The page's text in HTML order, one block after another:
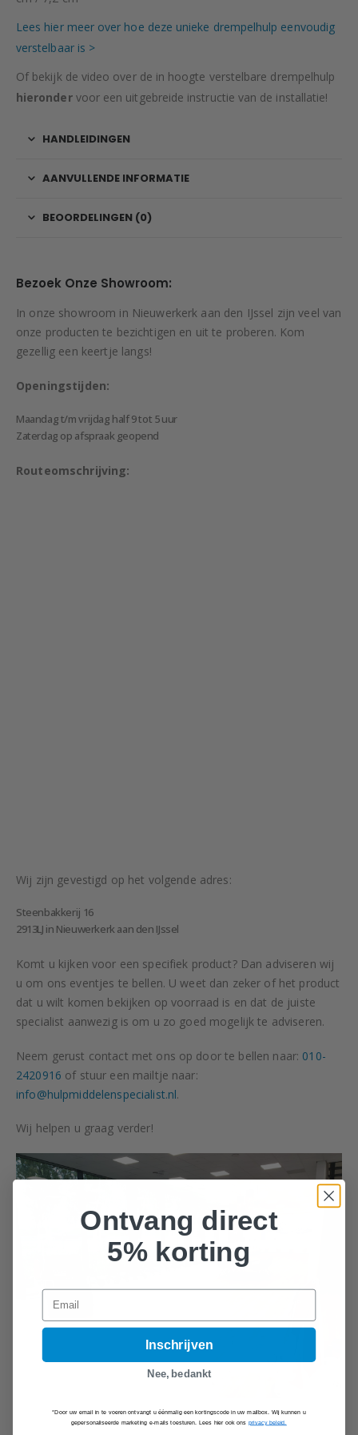
Lees hier meer over hoe deze unieke drempelhulp eenvoudig
verstelbaar is >
Of bekijk de video over de in hoogte verstelbare drempelhulp
hieronder voor een uitgebreide instructie van de installatie!
HANDLEIDINGEN
AANVULLENDE INFORMATIE
BEOORDELINGEN (0)
Bezoek Onze Showroom:
In onze showroom in Nieuwerkerk aan den IJssel zijn veel van
onze producten te bezichtigen en uit te proberen. Kom
gezellig een keertje langs!
Openingstijden:
Maandag t/m vrijdag half 9 tot 5 uur
Zaterdag op afspraak geopend
Routeomschrijving:
Wij zijn gevestigd op het volgende adres:
Steenbakkerij 16
2913LJ in Nieuwerkerk aan den IJssel
Komt u kijken voor een specifiek product? Dan adviseren wij
u om ons eventjes te bellen. U weet dan zeker of het product
dat u wilt komen bekijken op voorraad is en dat de juiste
specialist aanwezig is om u zo goed mogelijk te adviseren.
Neem gerust contact met ons op door te bellen naar: 010-
2420916 of stuur een mailtje naar:
info@hulpmiddelenspecialist.nl.
Wij helpen u graag verder!
Ontvang direct
5% korting
Email
Inschrijven
Nee, bedankt
*Door uw email in te voeren ontvangt u éénmalig een kortingscode in uw mailbox. Wij kunnen u
gepersonaliseerde marketing e-mails toesturen. Lees hier ook ons privacy beleid.